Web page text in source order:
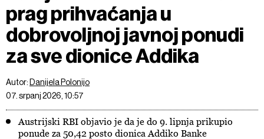
prag prihvaćanja u
dobrovoljnoj javnoj ponudi
za sve dionice Addika
Autor: Danijela Polonijo
07. srpanj 2026, 10:57
Austrijski RBI objavio je da je do 9. lipnja prikupio
ponude za 50,42 posto dionica Addiko Banke